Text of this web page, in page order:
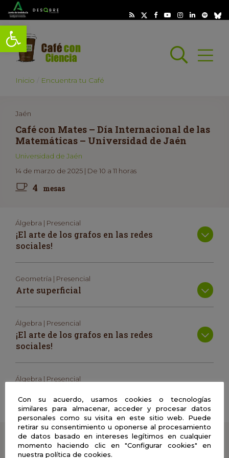
Abrir barra de herramientas
Abrir
Inicio Encuentra tu Café
Jaén
Café con Mates – Día Internacional de las
Matemáticas – Universidad de Jaén
Universidad de Jaén
14 de marzo de 2025 | De 10 a 11 horas
4 mesas
Álgebra | Presencial
¡El arte de los grafos en las redes
sociales!
Geometría | Presencial
Arte superficial
Álgebra | Presencial
¡El arte de los grafos en las redes
sociales!
Álgebra | Presencial
Cuéntanos
Con su acuerdo, usamos cookies o tecnologías
similares para almacenar, acceder y procesar datos
personales como su visita en este sitio web. Puede
retirar su consentimiento u oponerse al procesamiento
de datos basado en intereses legítimos en cualquier
momento haciendo clic en "Configurar cookies" en
nuestra política de cookies.